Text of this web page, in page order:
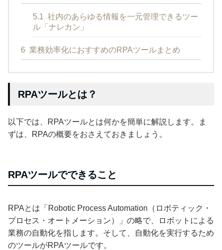
5.1 社内のあらゆる情報を一元管理できるツー
ル「ナレカン」
6 業務効率化におすすめのRPAツールまとめ
RPAツールとは？
以下では、RPAツールとは何かを簡単に解説します。ま
ずは、RPAの概要をおさえておきましょう。
RPAツールでできること
RPAとは「Robotic Process Automation（ロボティック・
プロセス・オートメーション）」の略で、ロボットによる
業務の自動化を指します。そして、自動化を実行するため
のツールがRPAツールです。